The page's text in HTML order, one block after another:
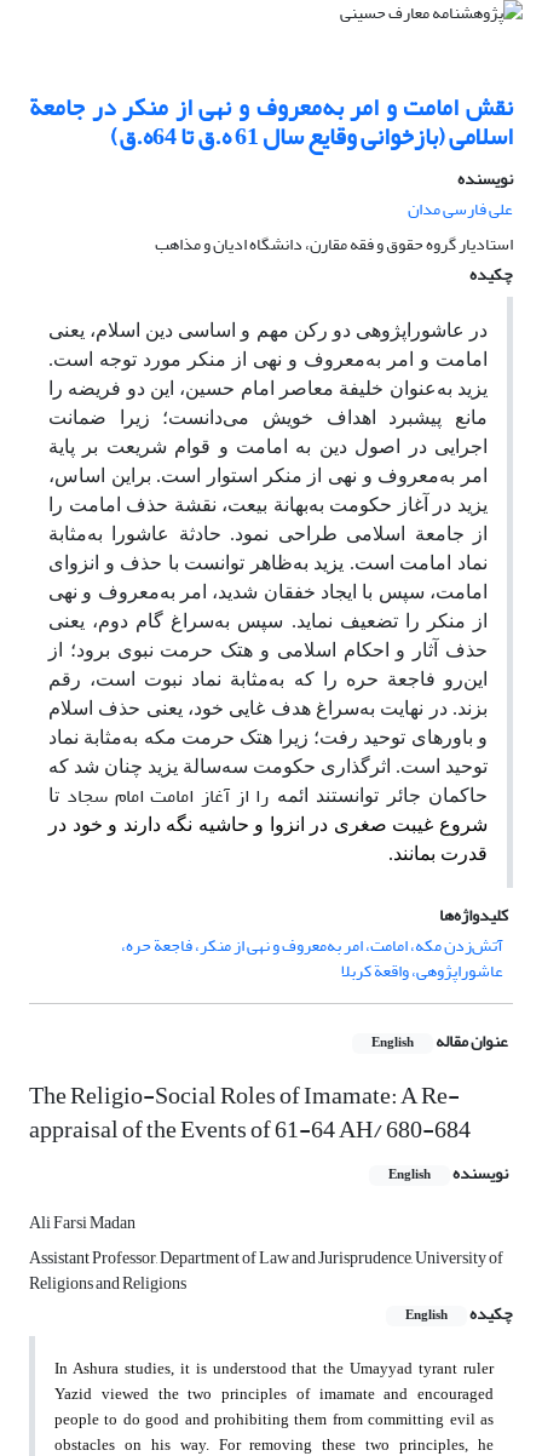
نقش امامت و امر به‌معروف و نهی از منکر در جامعة
اسلامی (بازخوانی وقایع سال 61 ه.ق تا 64ه.ق)
نویسنده
علی فارسی مدان
استادیار گروه حقوق و فقه مقارن، دانشگاه ادیان و مذاهب
چکیده
در عاشوراپژوهی دو رکن مهم و اساسی دین اسلام، یعنی
امامت و امر به‌معروف و نهی از منکر مورد توجه است.
یزید به‌عنوان خلیفة معاصر امام حسین، این دو فریضه را
مانع پیشبرد اهداف خویش می‌دانست؛ زیرا ضمانت
اجرایی در اصول دین به امامت و قوام شریعت بر پایة
امر به‌معروف و نهی از منکر استوار است. براین اساس،
یزید در آغاز حکومت به‌بهانة بیعت، نقشة حذف امامت را
از جامعة اسلامی طراحی نمود. حادثة عاشورا به‌مثابة
نماد امامت است. یزید به‌ظاهر توانست با حذف و انزوای
امامت، سپس با ایجاد خفقان شدید، امر به‌معروف و نهی
از منکر را تضعیف نماید. سپس به‌سراغ گام دوم، یعنی
حذف آثار و احکام اسلامی و هتک حرمت نبوی برود؛ از
این‌رو فاجعة حره را که به‌مثابة نماد نبوت است، رقم
بزند. در نهایت به‌سراغ هدف غایی خود، یعنی حذف اسلام
و باور‌های توحید رفت؛ زیرا هتک حرمت مکه به‌مثابة نماد
توحید است. اثرگذاری حکومت سه‌سالة یزید چنان شد که
حاکمان جائر توانستند ائمه را از آغاز امامت امام سجاد تا
شروع غیبت صغری در انزوا و حاشیه نگه دارند و خود در
قدرت بمانند.
کلیدواژه‌ها
آتش‌زدن مکه، امامت، امر به‌معروف و نهی از منکر، فاجعة حره،
عاشوراپژوهی، واقعة کربلا
عنوان مقاله English
The Religio-Social Roles of Imamate: A Re-
appraisal of the Events of 61-64 AH/ 680-684
نویسنده English
Ali Farsi Madan
Assistant Professor, Department of Law and Jurisprudence, University of
Religions and Religions
چکیده
English
In Ashura studies, it is understood that the Umayyad tyrant ruler
Yazid viewed the two principles of imamate and encouraged
people to do good and prohibiting them from committing evil as
obstacles on his way. For removing these two principles, he